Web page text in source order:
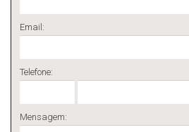
Email:
Telefone:
Mensagem: